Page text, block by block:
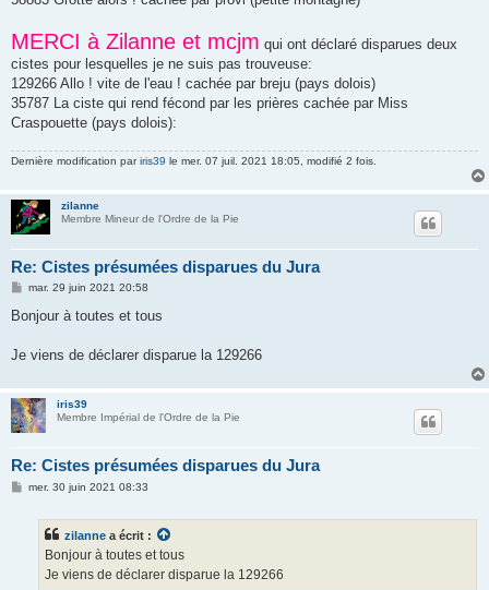
MERCI à Zilanne et mcjm qui ont déclaré disparues deux
cistes pour lesquelles je ne suis pas trouveuse:
129266 Allo ! vite de l'eau ! cachée par breju (pays dolois)
35787 La ciste qui rend fécond par les prières cachée par Miss
Craspouette (pays dolois):
Dernière modification pariris39 le mer. 07 juil. 2021 18:05, modifié 2 fois.
zilanne
Membre Mineur de l'Ordre de la Pie
Re: Cistes présumées disparues du Jura
M
s
g
mar. 29 juin 2021 20:58
Bonjour à toutes et tous
Je viens de déclarer disparue la 129266
iris39
Membre Impérial de l'Ordre de la Pie
Re: Cistes présumées disparues du Jura
Mmer. 30 juin 2021 08:33
zilanne a écrit :
Bonjour à toutes et tous
Je viens de déclarer disparue la 129266